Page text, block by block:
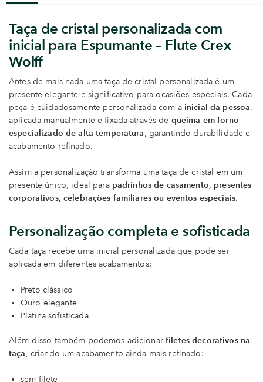
Taça de cristal personalizada com
inicial para Espumante – Flute Crex
Wolff
Antes de mais nada uma taça de cristal personalizada é um
presente elegante e significativo para ocasiões especiais. Cada
peça é cuidadosamente personalizada com a inicial da pessoa,
aplicada manualmente e fixada através de queima em forno
especializado de alta temperatura, garantindo durabilidade e
acabamento refinado.
Assim a personalização transforma uma taça de cristal em um
presente único, ideal para padrinhos de casamento, presentes
corporativos, celebrações familiares ou eventos especiais.
Personalização completa e sofisticada
Cada taça recebe uma inicial personalizada que pode ser
aplicada em diferentes acabamentos:
Preto clássico
Ouro elegante
Platina sofisticada
Além disso também podemos adicionarfiletes decorativos na
taça, criando um acabamento ainda mais refinado:
sem filete